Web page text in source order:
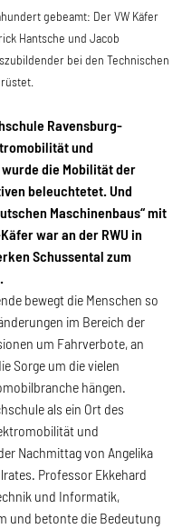
gebeamt: Der VW Käfer
Hantsche und Jacob
bei den Technischen
Ravensburg-
und
wurde die Mobilität der
beleuchtetet. Und
Maschinenbaus“ mit
war an der RWU in
Schussental zum
bewegt die Menschen so
im Bereich der
um Fahrverbote, an
Sorge um die vielen
hängen.
als ein Ort des
und
Nachmittag von Angelika
Professor Ekkehard
und Informatik,
und betonte die Bedeutung